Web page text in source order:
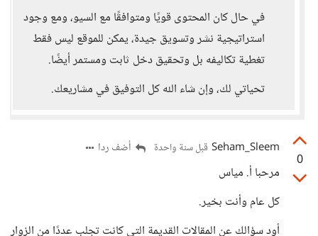
في حال كان المحتوى قويًا ومتوافقًا مع السيو، ومع وجود
استراتيجية نشر وتسويق جيدة، يمكن للموقع ليس فقط
تغطية تكاليفه بل وتحقيق دخل ثابت ومستمر أيضًا.
تحياتي لك، وإن شاء الله كل التوفيق في مشاريعك.
0
Seham_Sleem قبل سنة واحدة أضف ردا
مرحبا أ. مياس
كل عام وأنت بخير.
أود سؤالك عن المقالات القديمة التي كانت تجلب عددًا من الزوار